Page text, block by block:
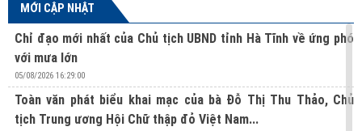
MỚI CẬP NHẬT
Chỉ đạo mới nhất của Chủ tịch UBND tỉnh Hà Tĩnh về ứng phó
với mưa lớn
05/08/2026 16:29:00
Toàn văn phát biểu khai mạc của bà Đỗ Thị Thu Thảo, Chủ
tịch Trung ương Hội Chữ thập đỏ Việt Nam...